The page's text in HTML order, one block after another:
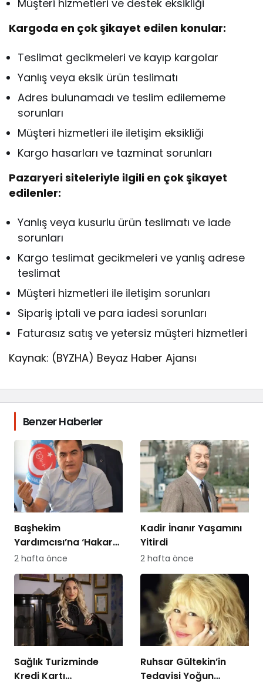
Müşteri hizmetleri ve destek eksikliği
Kargoda en çok şikayet edilen konular:
Teslimat gecikmeleri ve kayıp kargolar
Yanlış veya eksik ürün teslimatı
Adres bulunamadı ve teslim edilememe
sorunları
Müşteri hizmetleri ile iletişim eksikliği
Kargo hasarları ve tazminat sorunları
Pazaryeri siteleriyle ilgili en çok şikayet
edilenler:
Yanlış veya kusurlu ürün teslimatı ve iade
sorunları
Kargo teslimat gecikmeleri ve yanlış adrese
teslimat
Müşteri hizmetleri ile iletişim sorunları
Sipariş iptali ve para iadesi sorunları
Faturasız satış ve yetersiz müşteri hizmetleri
Kaynak: (BYZHA) Beyaz Haber Ajansı
Benzer Haberler
Başhekim
Yardımcısı’na ‘Hakaret
Davası’ Açan
Hemşireye Sürgün!
2 hafta önce
Kadir İnanır Yaşamını
Yitirdi
2 hafta önce
Sağlık Turizminde
Kredi Kartı
Ruhsar Gültekin’in
Tedavisi Yoğun